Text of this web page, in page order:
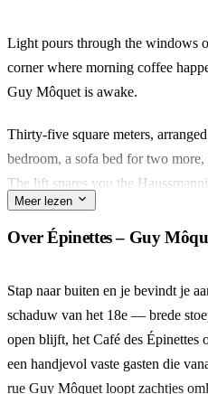
Light pours through the windows
corner where morning coffee
Guy Môquet is awake.
Thirty-five square meters,
bedroom, a sofa bed for two
The lift spares you the
Downstairs, le quartier hums —
weekends, boulangeries three
away.
This one suits a small family or
the crowds of the 18e. What
Parisian street, still lived in by
Meer lezen
Over Épinettes – Guy
Stap naar buiten en je bevindt je
schaduw van het 18e — brede
open blijft, het Café des Épinettes
een handjevol vaste gasten die
rue Guy Môquet loopt zachtjes